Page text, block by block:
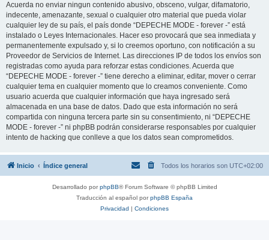
Acuerda no enviar ningun contenido abusivo, obsceno, vulgar, difamatorio,
indecente, amenazante, sexual o cualquier otro material que pueda violar
cualquier ley de su país, el país donde “DEPECHE MODE - forever -” está
instalado o Leyes Internacionales. Hacer eso provocará que sea inmediata y
permanentemente expulsado y, si lo creemos oportuno, con notificación a su
Proveedor de Servicios de Internet. Las direcciones IP de todos los envíos son
registradas como ayuda para reforzar estas condiciones. Acuerda que
“DEPECHE MODE - forever -” tiene derecho a eliminar, editar, mover o cerrar
cualquier tema en cualquier momento que lo creamos conveniente. Como
usuario acuerda que cualquier información que haya ingresado será
almacenada en una base de datos. Dado que esta información no será
compartida con ninguna tercera parte sin su consentimiento, ni “DEPECHE
MODE - forever -” ni phpBB podrán considerarse responsables por cualquier
intento de hacking que conlleve a que los datos sean comprometidos.
Inicio Índice general Todos los horarios son UTC+02:00
Desarrollado porphpBB® Forum Software © phpBB Limited
Traducción al español porphpBB España
Privacidad | Condiciones